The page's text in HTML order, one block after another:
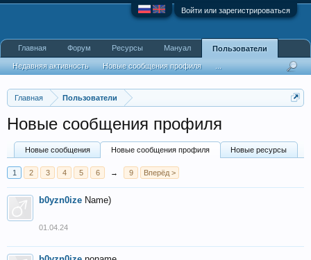
Войти или зарегистрироваться
Главная Пользователи
Новые сообщения профиля
Новые сообщения Новые сообщения профиля Новые ресурсы
1 2 3 4 5 6 → 9 Вперёд >
b0yzn0ize Name)
01.04.24
Главная Форум Ресурсы Мануал Пользователи
Недавняя активность Новые сообщения профиля